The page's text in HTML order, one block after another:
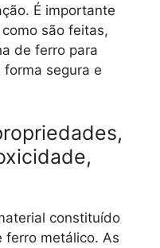
É importante
são feitas,
de ferro para
segura e
constituído
ferro metálico. As